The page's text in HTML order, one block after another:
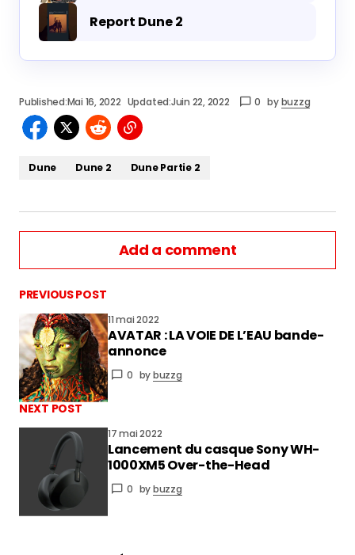
Report Dune 2
Published:Mai 16, 2022 Updated:Juin 22, 2022 0 bybuzzg
Dune Dune 2 Dune Partie 2
Add a comment
vous connecter
PREVIOUS POST
11 mai 2022
AVATAR : LA VOIE DE L’EAU bande-
annonce
0 bybuzzg
NEXT POST
17 mai 2022
Lancement du casque Sony WH-
1000XM5 Over-the-Head
0 bybuzzg